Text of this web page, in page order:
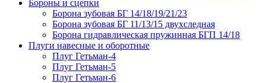
Бороны и сцепки
Борона зубовая БГ 14/18/19/21/23
Борона зубовая БГ 11/13/15 двухследная
Борона гидравлическая пружинная БГП 14/18
Плуги навесные и оборотные
Плуг Гетьман-4
Плуг Гетьман-5
Плуг Гетьман-6